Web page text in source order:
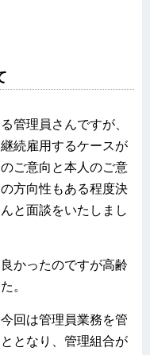
管理員さんですが、
続雇用するケースが
ご意向と本人のご意
方向性もある程度決
と面談をいたしまし
かったのですが高齢
。
回は管理員業務を管
となり、管理組合が